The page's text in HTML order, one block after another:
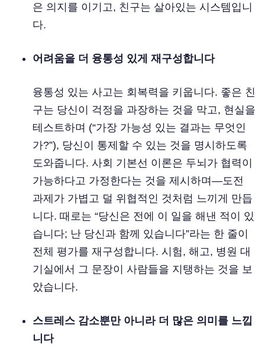
은 의지를 이기고, 친구는 살아있는 시스템입니
다.
어려움을 더 융통성 있게 재구성합니다
융통성 있는 사고는 회복력을 키웁니다. 좋은 친
구는 당신이 걱정을 과장하는 것을 막고, 현실을
테스트하며 (“가장 가능성 있는 결과는 무엇인
가?”), 당신이 통제할 수 있는 것을 명시하도록
도와줍니다. 사회 기본선 이론은 두뇌가 협력이
가능하다고 가정한다는 것을 제시하며—도전
과제가 가볍고 덜 위협적인 것처럼 느끼게 만듭
니다. 때로는 “당신은 전에 이 일을 해낸 적이 있
습니다; 난 당신과 함께 있습니다”라는 한 줄이
전체 평가를 재구성합니다. 시험, 해고, 병원 대
기실에서 그 문장이 사람들을 지탱하는 것을 보
았습니다.
스트레스 감소뿐만 아니라 더 많은 의미를 느낍
니다